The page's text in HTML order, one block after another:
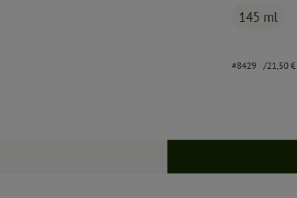
145 ml
#8429 21,50 €